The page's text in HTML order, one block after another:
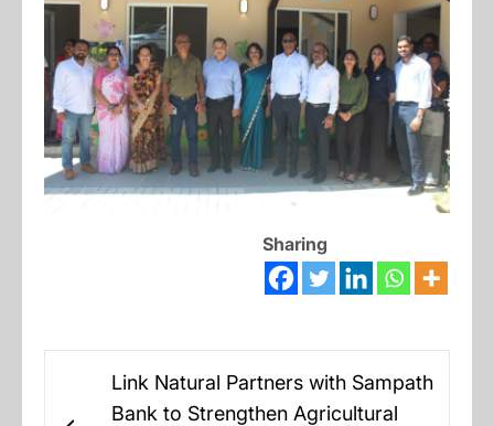
Sharing
navigation
Link Natural Partners with Sampath
Bank to Strengthen Agricultural